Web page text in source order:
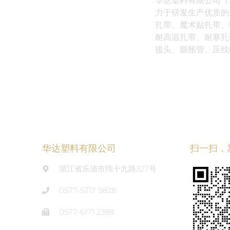
力于研发生产优质
扎带、魔术贴扎带
耐高温扎带、耐寒
接头、膨胀管、压
华达塑料有限公司
浙江省乐清市纬十九路327号
0577-5717 9828
0577-6171 2388
扫一扫，